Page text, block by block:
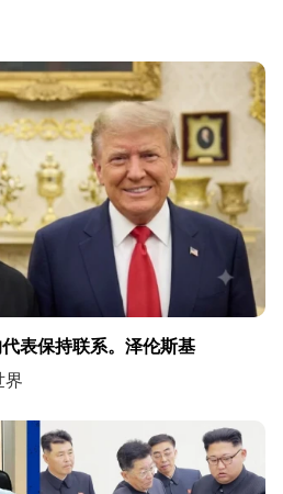
表保持联系。泽伦斯基
界